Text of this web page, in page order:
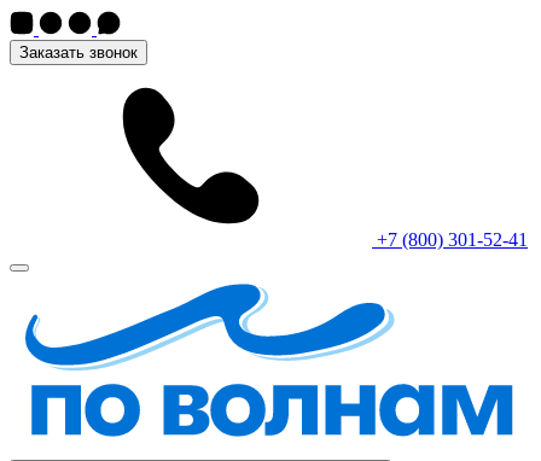
Заказать звонок
+7 (800) 301-52-41